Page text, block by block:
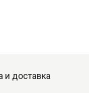
и доставка